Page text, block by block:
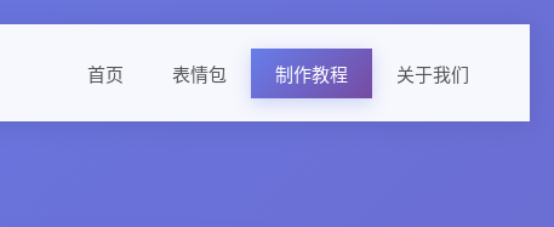
首页 表情包 制作教程 关于我们